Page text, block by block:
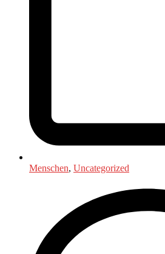
Menschen, Uncategorized